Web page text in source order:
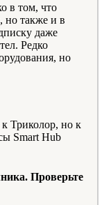
в том, что
но также и в
даже
Редко
но
Триколор, но к
Smart Hub
Проверьте